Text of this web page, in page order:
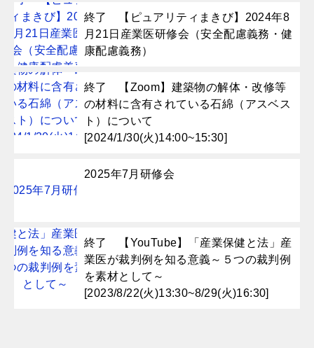
終了 【ピュアリティまきび】2024年8
月21日産業医研修会（安全配慮義務・健
康配慮義務）
終了 【Zoom】建築物の解体・改修等
の材料に含有されている石綿（アスベス
ト）について
[2024/1/30(火)14:00~15:30]
2025年7月研修会
終了 【YouTube】「産業保健と法」産
業医が裁判例を知る意義～５つの裁判例
を素材として～
[2023/8/22(火)13:30~8/29(火)16:30]